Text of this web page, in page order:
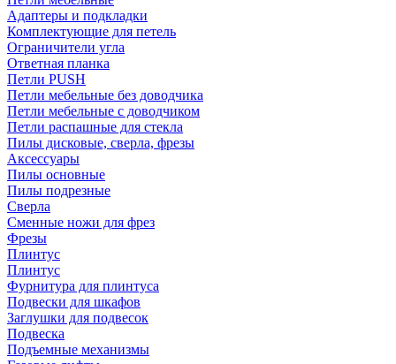
Адаптеры и подкладки
Комплектующие для петель
Ограничители угла
Ответная планка
Петли PUSH
Петли мебельные без доводчика
Петли мебельные с доводчиком
Петли распашные для стекла
Пилы дисковые, сверла, фрезы
Аксессуары
Пилы основные
Пилы подрезные
Сверла
Сменные ножи для фрез
Фрезы
Плинтус
Плинтус
Фурнитура для плинтуса
Подвески для шкафов
Заглушки для подвесок
Подвеска
Подъемные механизмы